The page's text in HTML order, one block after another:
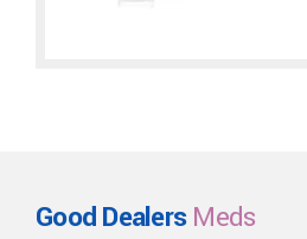
Good DealersMeds